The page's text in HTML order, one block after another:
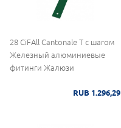
28 CiFAll Cantonale Т с шагом
Железный алюминиевые
фитинги Жалюзи
RUB 1.296,29